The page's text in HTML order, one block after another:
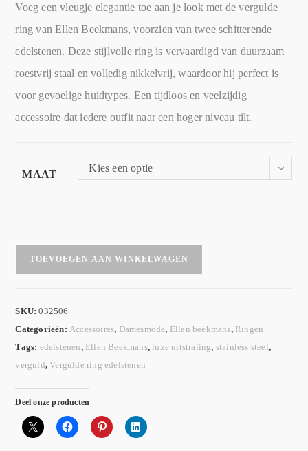
Voeg een vleugje elegantie toe aan je look met de vergulde
ring van Ellen Beekmans, voorzien van twee schitterende
edelstenen. Deze stijlvolle ring is vervaardigd van duurzaam
roestvrij staal en volledig nikkelvrij, waardoor hij perfect is
voor gevoelige huidtypes. Een tijdloos en veelzijdig
accessoire dat iedere outfit naar een hoger niveau tilt.
MAAT
Kies een optie
TOEVOEGEN AAN WINKELWAGEN
SKU:032506
Categorieën: Accessoires, Damesmode, Ellen beekmans, Ringen
Tags: edelstenen, Ellen Beekmans, luxe uitstraling, stainless steel,
verguld,Vergulde ring edelstenen
Deel onze producten